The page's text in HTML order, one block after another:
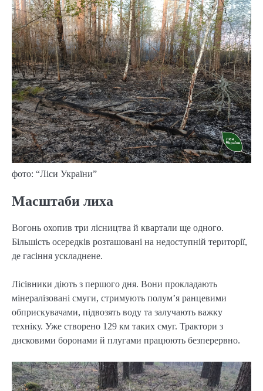
фото: “Ліси України”
Масштаби лиха
Вогонь охопив три лісництва й квартали ще одного.
Більшість осередків розташовані на недоступній території,
де гасіння ускладнене.
Лісівники діють з першого дня. Вони прокладають
мінералізовані смуги, стримують полум’я ранцевими
обприскувачами, підвозять воду та залучають важку
техніку. Уже створено 129 км таких смуг. Трактори з
дисковими боронами й плугами працюють безперервно.